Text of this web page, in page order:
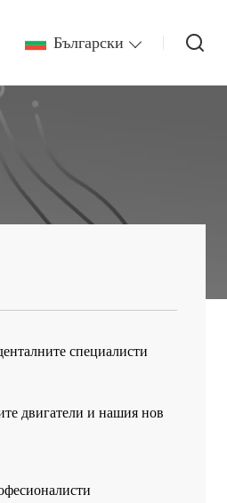
Български
специалисти
двигатели и нашия нов